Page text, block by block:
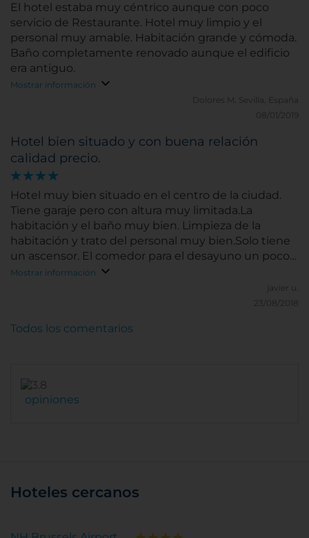
El hotel estaba muy céntrico aunque con poco
servicio de Restaurante. Hotel muy limpio y el
personal muy amable. Habitación grande y cómoda.
Baño completamente renovado aunque el edificio
era antiguo.
Mostrar información
Dolores M.
Sevilla, España
08/01/2019
Hotel bien situado y con buena relación
calidad precio.
Hotel muy bien situado en el centro de la ciudad.
Tiene garaje pero con altura muy limitada.La
habitación y el baño muy bien. Limpieza de la
habitación y trato del personal muy bien.Solo tiene
un ascensor. El comedor para el desayuno un poco
justo de espacio.
Mostrar información
javier u.
23/08/2018
opiniones
Todos los comentarios
Hoteles cercanos